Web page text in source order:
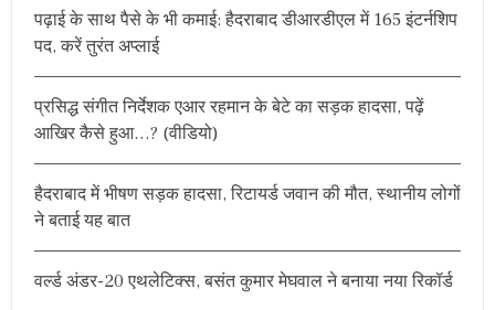
पढ़ाई के साथ पैसे के भी कमाई: हैदराबाद डीआरडीएल में 165 इंटर्नशिप
पद, करें तुरंत अप्लाई
प्रसिद्ध संगीत निर्देशक एआर रहमान के बेटे का सड़क हादसा, पढ़ें
आखिर कैसे हुआ…? (वीडियो)
हैदराबाद में भीषण सड़क हादसा, रिटायर्ड जवान की मौत, स्थानीय लोगों
ने बताई यह बात
वर्ल्ड अंडर-20 एथलेटिक्स, बसंत कुमार मेघवाल ने बनाया नया रिकॉर्ड